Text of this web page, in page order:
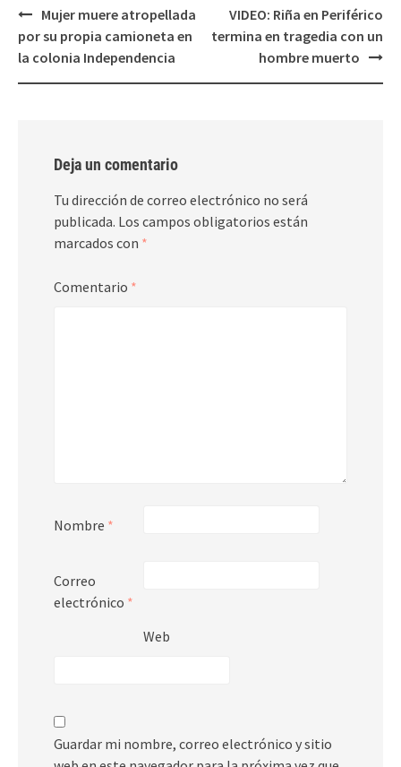
Post
navigation
Mujer muere atropellada
por su propia camioneta en
la colonia Independencia
VIDEO: Riña en Periférico
termina en tragedia con un
hombre muerto
Deja un comentario
Tu dirección de correo electrónico no será
publicada. Los campos obligatorios están
marcados con *
Comentario *
Nombre *
Correo
electrónico *
Web
Guardar mi nombre, correo electrónico y sitio